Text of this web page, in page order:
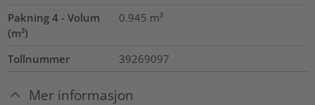
Pakning 4 - Volum
(m³)
0.945 m³
Tollnummer 39269097
Mer informasjon